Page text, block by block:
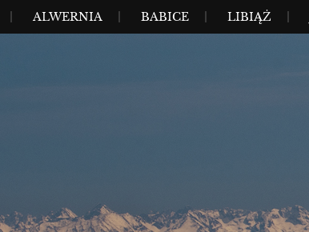
ALWERNIA BABICE LIBIĄŻ